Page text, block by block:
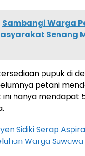
Sambangi Warga
Senang
pupuk di
petani
ini hanya mendapat
Sidiki Serap
Warga